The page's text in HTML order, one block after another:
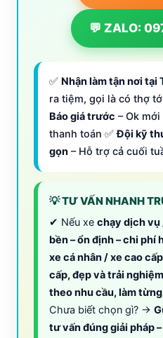
💬 ZALO:
✅ Nhận làm tận nơi tại
ra tiệm, gọi là có thợ
Báo giá trước – Ok
thanh toán ✅Đội kỹ
gọn – Hỗ trợ cả cuối
💡 TƯ VẤN NHANH
✔ Nếu xe chạy dịch vụ
bền – ổn định – chi phí
xe cá nhân / xe cao cấp
cấp, đẹp và trải
theo nhu cầu, làm
Chưa biết chọn gì? →
tư vấn đúng giải pháp